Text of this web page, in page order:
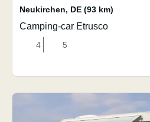
Neukirchen, DE (93 km)
Camping-car Etrusco
4 5